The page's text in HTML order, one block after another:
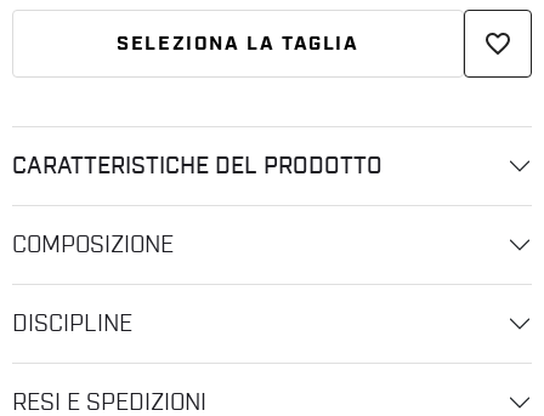
SELEZIONA LA TAGLIA favorite_border
CARATTERISTICHE DEL PRODOTTO
COMPOSIZIONE
DISCIPLINE
RESI E SPEDIZIONI